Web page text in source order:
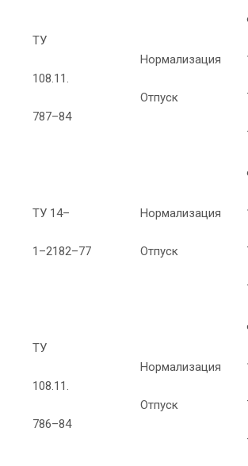
ТУ
108.11.
787–84
Нормализация
Отпуск
ТУ 14–
1–2182–77
Нормализация
Отпуск
ТУ
108.11.
786–84
Нормализация
Отпуск